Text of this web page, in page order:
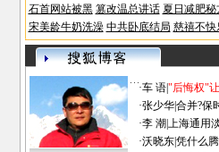
石首网站被黑 篡改温总讲话 夏日减肥秘
宋美龄牛奶洗澡 中共卧底结局 慈禧不快
·车 语|"后悔权"
·张少华|合并?保
·李 潮 上海通用
·沃晓东|凭什么